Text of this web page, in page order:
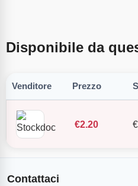
Disponibile da
Venditore Prezzo
€2.20 €
Contattaci